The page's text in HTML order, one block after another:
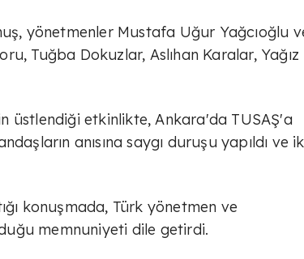
yönetmenler Mustafa Uğur Yağcıoğlu
Tuğba Dokuzlar, Aslıhan Karalar, Yağız
üstlendiği etkinlikte, Ankara'da TUSAŞ'a
anısına saygı duruşu yapıldı ve
konuşmada, Türk yönetmen ve
memnuniyeti dile getirdi.